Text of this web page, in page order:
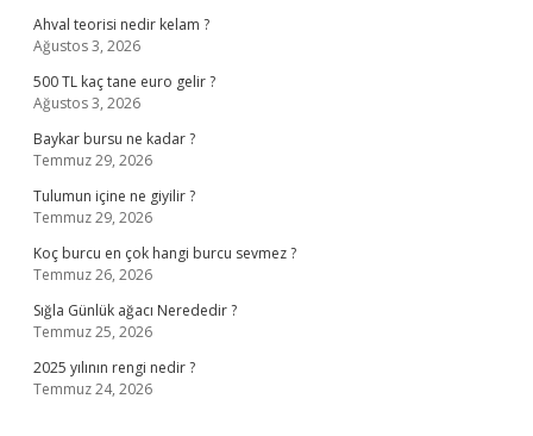
Ahval teorisi nedir kelam ?
Ağustos 3, 2026
500 TL kaç tane euro gelir ?
Ağustos 3, 2026
Baykar bursu ne kadar ?
Temmuz 29, 2026
Tulumun içine ne giyilir ?
Temmuz 29, 2026
Koç burcu en çok hangi burcu sevmez ?
Temmuz 26, 2026
Sığla Günlük ağacı Nerededir ?
Temmuz 25, 2026
2025 yılının rengi nedir ?
Temmuz 24, 2026